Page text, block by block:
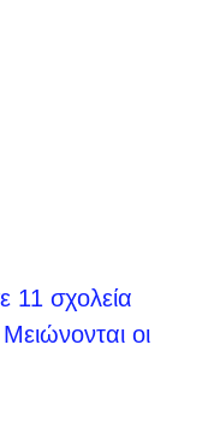
11 σχολεία
οι